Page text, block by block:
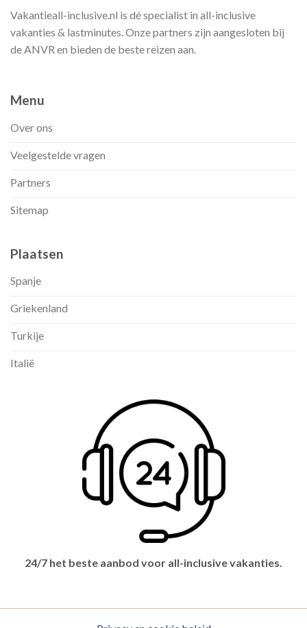
Vakantieall-inclusive.nl is dé specialist in all-inclusive
vakanties & lastminutes. Onze partners zijn aangesloten bij
de ANVR en bieden de beste reizen aan.
Menu
Over ons
Veelgestelde vragen
Partners
Sitemap
Plaatsen
Spanje
Griekenland
Turkije
Italië
24/7 het beste aanbod voor all-inclusive vakanties.